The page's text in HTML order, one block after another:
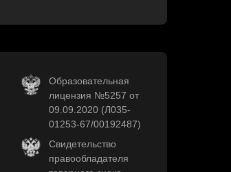
Образовательная
лицензия №5257 от
09.09.2020 (Л035-
01253-67/00192487)
Свидетельство
правообладателя